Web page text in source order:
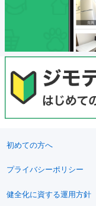
初めての方へ
プライバシーポリシー
健全化に資する運用方針